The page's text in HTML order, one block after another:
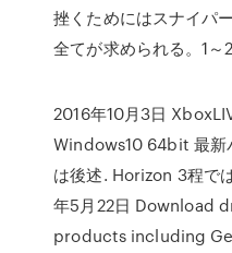
挫くためにはスナイパ
全てが求められる。1
2016年10月3日
Windows10 64bit 最新
は後述. Horizon 3程で
年5月22日 Download
products including